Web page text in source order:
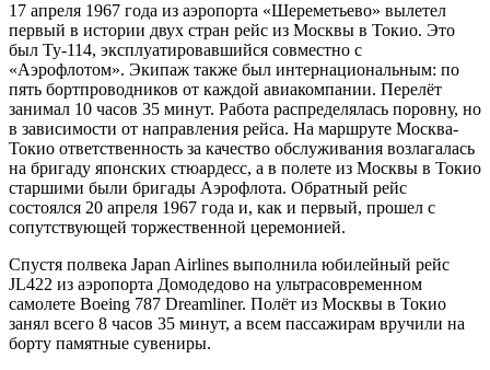
17 апреля 1967 года из аэропорта «Шереметьево» вылетел
первый в истории двух стран рейс из Москвы в Токио. Это
был Ту-114, эксплуатировавшийся совместно с
«Аэрофлотом». Экипаж также был интернациональным: по
пять бортпроводников от каждой авиакомпании. Перелёт
занимал 10 часов 35 минут. Работа распределялась поровну, но
в зависимости от направления рейса. На маршруте Москва-
Токио ответственность за качество обслуживания возлагалась
на бригаду японских стюардесс, а в полете из Москвы в Токио
старшими были бригады Аэрофлота. Обратный рейс
состоялся 20 апреля 1967 года и, как и первый, прошел с
сопутствующей торжественной церемонией.
Спустя полвека Japan Airlines выполнила юбилейный рейс
JL422 из аэропорта Домодедово на ультрасовременном
самолете Boeing 787 Dreamliner. Полёт из Москвы в Токио
занял всего 8 часов 35 минут, а всем пассажирам вручили на
борту памятные сувениры.